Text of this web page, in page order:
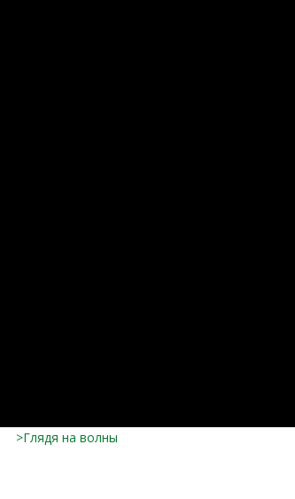
>Глядя на волны